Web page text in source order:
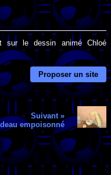
sur le dessin animé Chloé
Proposer un site
Suivant »
empoisonné